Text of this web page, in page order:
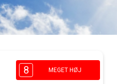
8 MEGET HØJ